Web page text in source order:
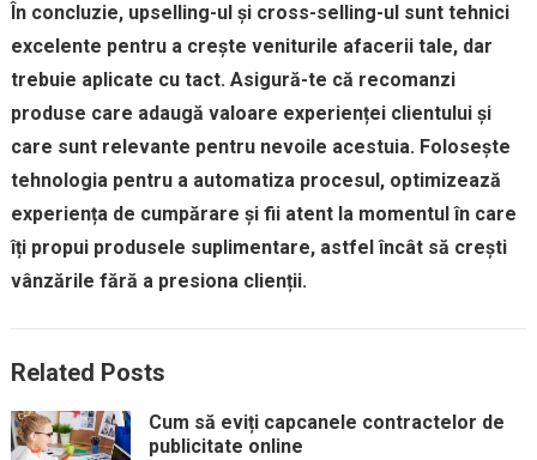
În concluzie, upselling-ul și cross-selling-ul sunt tehnici
excelente pentru a crește veniturile afacerii tale, dar
trebuie aplicate cu tact. Asigură-te că recomanzi
produse care adaugă valoare experienței clientului și
care sunt relevante pentru nevoile acestuia. Folosește
tehnologia pentru a automatiza procesul, optimizează
experiența de cumpărare și fii atent la momentul în care
îți propui produsele suplimentare, astfel încât să crești
vânzările fără a presiona clienții.
Related Posts
Cum să eviți capcanele contractelor de
publicitate online